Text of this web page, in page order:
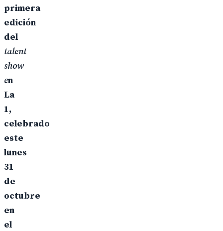
primera
edición
del
talent
show
en
La
1,
celebrado
este
lunes
31
de
octubre
en
el